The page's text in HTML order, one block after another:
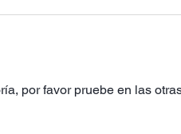
por favor pruebe en las